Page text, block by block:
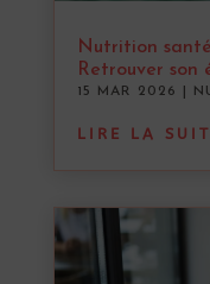
Nutrition
Retrouver son
15 MAR 2026
LIRE LA